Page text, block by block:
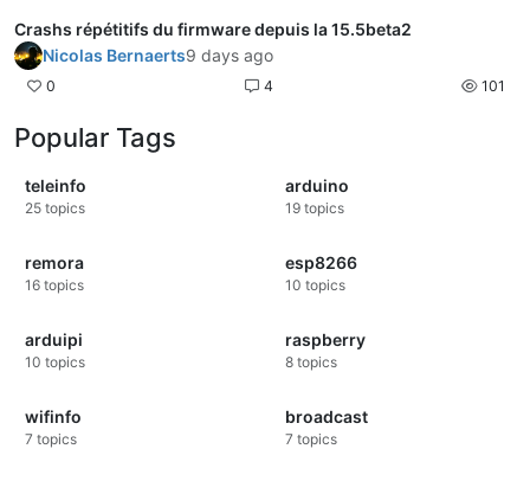
Crashs répétitifs du firmware depuis la 15.5beta2
Nicolas Bernaerts9 days ago
0 4 101
Popular Tags
teleinfo
25 topics
arduino
19 topics
remora
16 topics
esp8266
10 topics
arduipi
10 topics
raspberry
8 topics
wifinfo
7 topics
broadcast
7 topics